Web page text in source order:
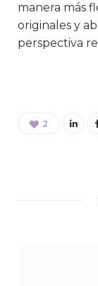
manera más
originales y
perspectiva
2